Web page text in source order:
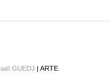
GUEDJ | ARTE